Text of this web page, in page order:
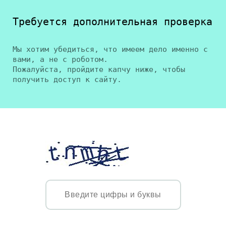
Требуется дополнительная проверка
Мы хотим убедиться, что имеем дело именно с
вами, а не с роботом.
Пожалуйста, пройдите капчу ниже, чтобы
получить доступ к сайту.